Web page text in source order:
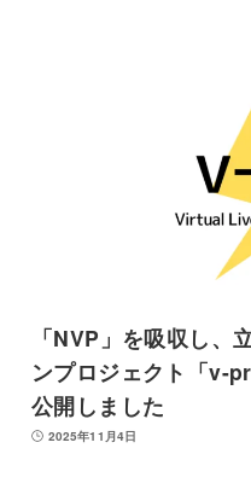
「NVP」を吸収し、
ンプロジェクト「v-
公開しました
2025年11月4日